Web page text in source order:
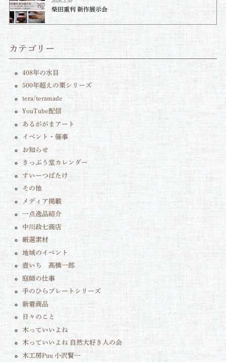
柴田重利 新作展示会
カテゴリー
408年の水目
500年超えの栗シリーズ
tera/teramade
YouTube配信
あるががまアート
イベント・催事
お知らせ
きっぷう堂カレンダー
すいーつばたけ
その他
メディア掲載
一点逸品紹介
中川政七商店
厳選素材
地域のイベント
壺いち 髙橋一郎
庭師の仕事
手のひらプレートシリーズ
新着商品
日々のこと
木っていいよね
木っていいよね 自然大好き人の会
木工房Puu 小沢賢一